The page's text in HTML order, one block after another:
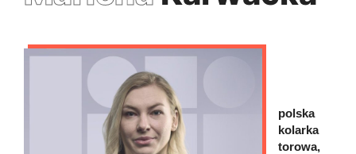
polska
kolarka
torowa,